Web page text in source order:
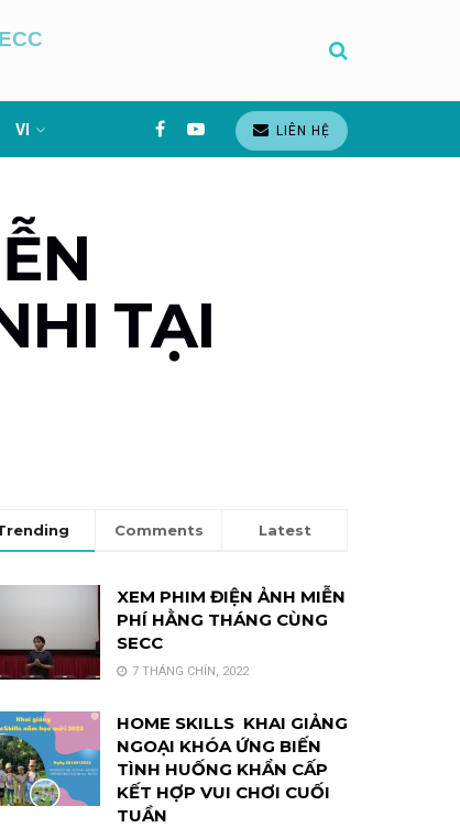
VI LIÊN HỆ
TẠI
Comments Latest
XEM PHIM ĐIỆN ẢNH MIỄN
PHÍ HẰNG THÁNG CÙNG
SECC
7 THÁNG CHÍN, 2022
HOME SKILLS KHAI GIẢNG
NGOẠI KHÓA ỨNG BIẾN
TÌNH HUỐNG KHẨN CẤP
KẾT HỢP VUI CHƠI CUỐI
TUẦN